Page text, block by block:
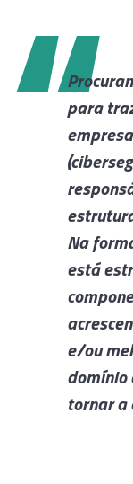
para
Na
está
e/ou
domínio
tornar a